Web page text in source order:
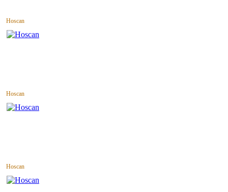
Hoscan
Hoscan
Hoscan